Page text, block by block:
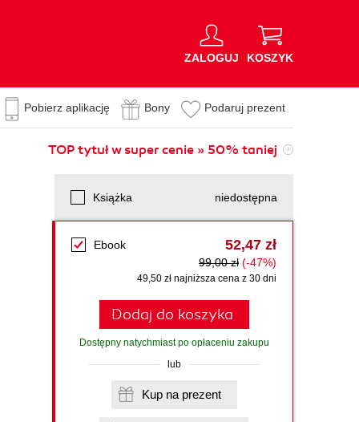
ZALOGUJ KOSZYK
Pobierz aplikację Bony Podaruj prezent
TOP tytuł w super cenie » 50% taniej
Książka niedostępna
Ebook 52,47 zł
99,00 zł (-47%)
49,50 zł najniższa cena z 30 dni
Dodaj do koszyka
Dostępny natychmiast po opłaceniu zakupu
lub
Kup na prezent